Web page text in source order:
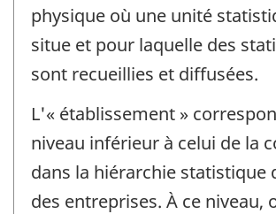
physique où une unité
situe et pour laquelle des
sont recueillies et diffusées.
L'« établissement »
niveau inférieur à celui de la
dans la hiérarchie statistique
des entreprises. À ce niveau,